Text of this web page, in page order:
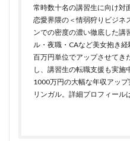
常時数十名の講習生に向け対
恋愛界隈の＜情弱狩りビジネ
ンでの密度の濃い徹底した講
ル・夜職・CAなど美女抱き
百万円単位でアップさせてき
し、講習生の転職支援も実施
1000万円の大幅な年収アッ
リンガル。詳細プロフィール